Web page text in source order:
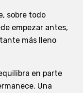
sobre todo
empezar antes,
más lleno
en parte
Una